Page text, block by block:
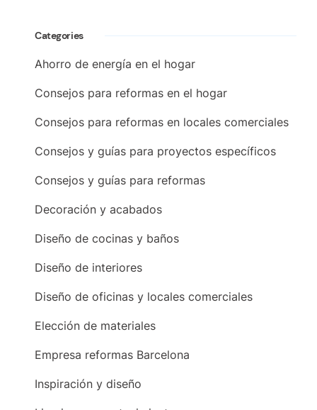
Categories
Ahorro de energía en el hogar
Consejos para reformas en el hogar
Consejos para reformas en locales comerciales
Consejos y guías para proyectos específicos
Consejos y guías para reformas
Decoración y acabados
Diseño de cocinas y baños
Diseño de interiores
Diseño de oficinas y locales comerciales
Elección de materiales
Empresa reformas Barcelona
Inspiración y diseño